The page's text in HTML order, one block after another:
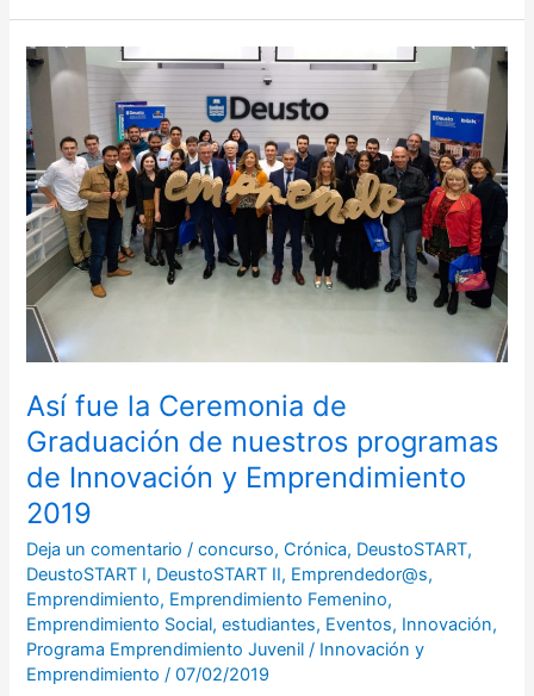
Así fue la Ceremonia de
Graduación de nuestros programas
de Innovación y Emprendimiento
2019
Deja un comentario /concurso,Crónica, DeustoSTART,
DeustoSTART I, DeustoSTART II, Emprendedor@s,
Emprendimiento, Emprendimiento Femenino,
Emprendimiento Social,estudiantes, Eventos, Innovación,
Programa Emprendimiento Juvenil / Innovación y
Emprendimiento/07/02/2019
Así
fue
la
Ceremonia
de
Graduación
de
nuestros
programas
de
Innovación
Emprendimiento
2019